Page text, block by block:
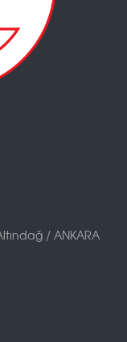
/ ANKARA